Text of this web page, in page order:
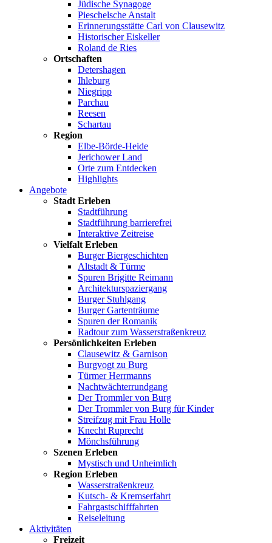
Jüdische Synagoge
Pieschelsche Anstalt
Erinnerungsstätte Carl von Clausewitz
Historischer Eiskeller
Roland de Ries
Ortschaften
Detershagen
Ihleburg
Niegripp
Parchau
Reesen
Schartau
Region
Elbe-Börde-Heide
Jerichower Land
Orte zum Entdecken
Highlights
Angebote
Stadt Erleben
Stadtführung
Stadtführung barrierefrei
Interaktive Zeitreise
Vielfalt Erleben
Burger Biergeschichten
Altstadt & Türme
Spuren Brigitte Reimann
Architekturspaziergang
Burger Stuhlgang
Burger Gartenträume
Spuren der Romanik
Radtour zum Wasserstraßenkreuz
Persönlichkeiten Erleben
Clausewitz & Garnison
Burgvogt zu Burg
Türmer Herrmanns
Nachtwächterrundgang
Der Trommler von Burg
Der Trommler von Burg für Kinder
Streifzug mit Frau Holle
Knecht Ruprecht
Mönchsführung
Szenen Erleben
Mystisch und Unheimlich
Region Erleben
Wasserstraßenkreuz
Kutsch- & Kremserfahrt
Fahrgastschifffahrten
Reiseleitung
Aktivitäten
Freizeit